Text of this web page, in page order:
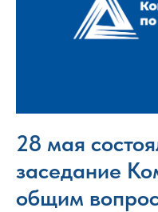
28 мая
заседание
общим